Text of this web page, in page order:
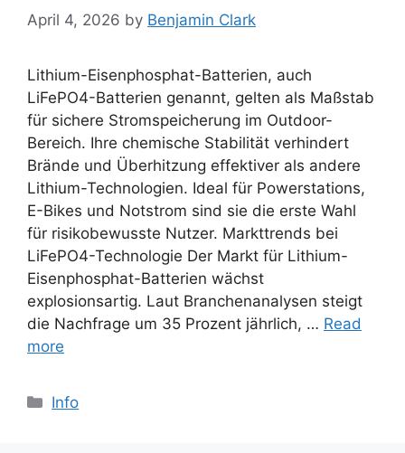
April 4, 2026 by Benjamin Clark
Lithium-Eisenphosphat-Batterien, auch
LiFePO4-Batterien genannt, gelten als Maßstab
für sichere Stromspeicherung im Outdoor-
Bereich. Ihre chemische Stabilität verhindert
Brände und Überhitzung effektiver als andere
Lithium-Technologien. Ideal für Powerstations,
E-Bikes und Notstrom sind sie die erste Wahl
für risikobewusste Nutzer. Markttrends bei
LiFePO4-Technologie Der Markt für Lithium-
Eisenphosphat-Batterien wächst
explosionsartig. Laut Branchenanalysen steigt
die Nachfrage um 35 Prozent jährlich, … Read
more
Categories
Info